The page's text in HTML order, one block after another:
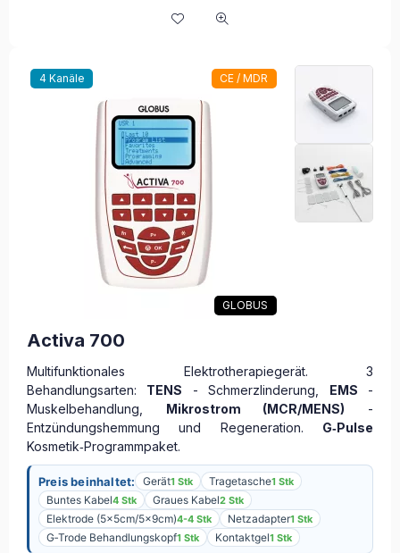
4 Kanäle CE / MDR
GLOBUS
Activa 700
Multifunktionales Elektrotherapiegerät. 3
Behandlungsarten: TENS - Schmerzlinderung, EMS -
Muskelbehandlung, Mikrostrom (MCR/MENS) -
Entzündungshemmung und Regeneration. G‑Pulse
Kosmetik‑Programmpaket.
Preis beinhaltet: Gerät1 Stk Tragetasche1 Stk
Buntes Kabel4 Stk Graues Kabel2 Stk
Elektrode (5x5cm/5x9cm)4-4 Stk Netzadapter1 Stk
G‑Trode Behandlungskopf1 Stk Kontaktgel1 Stk